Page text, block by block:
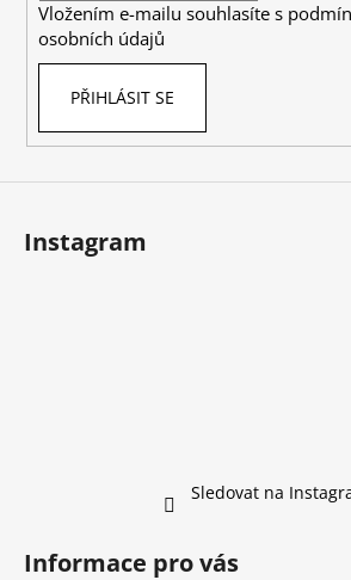
Vložením e-mailu souhlasíte s
osobních údajů
PŘIHLÁSIT SE
Instagram
Sledovat na
Informace pro vás